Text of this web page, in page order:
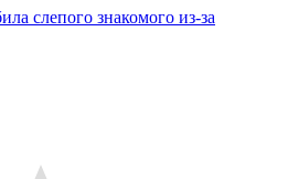
слепого знакомого из-за